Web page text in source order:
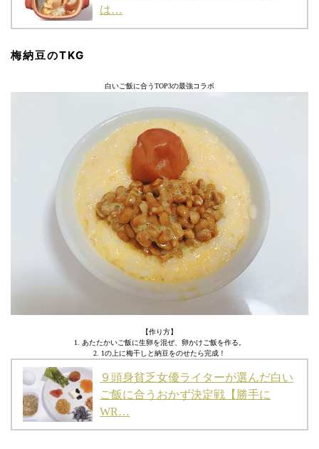
は…
梅納豆のTKG
白いご飯に合うTOP3の最強コラボ
【作り方】
1. あたたかいご飯に生卵を混ぜ、卵かけご飯を作る。
2. 1の上に梅干しと納豆をのせたら完成！
９頭身貧乏女優ライターが選んだ白い
ご飯に合うおかず決定戦【勝手に
WR…